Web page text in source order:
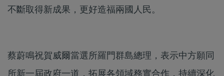
不斷取得新成果，更好造福兩國人民。
蔡蔚鳴祝賀威爾當選所羅門群島總理，表示中方願同
所新一屆政府一道，拓展各領域務實合作，持續深化